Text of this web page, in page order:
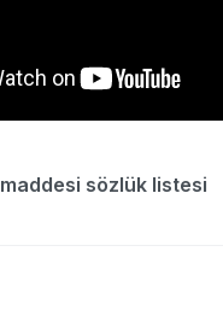
maddesi sözlük listesi